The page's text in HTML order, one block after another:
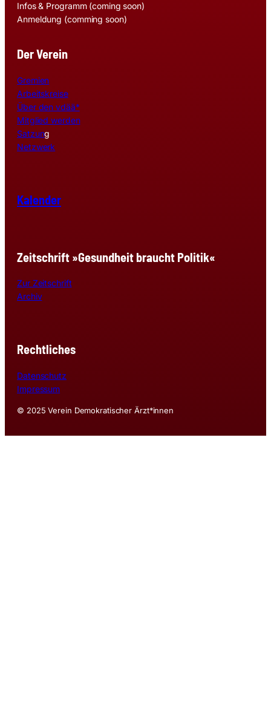
Infos & Programm (coming soon)
Anmeldung (comming soon)
Der Verein
Gremien
Arbeitskreise
Über den vdää*
Mitglied werden
Satzung
Netzwerk
Kalender
Zeitschrift »Gesundheit braucht Politik«
Zur Zeitschrift
Archiv
Rechtliches
Datenschutz
Impressum
© 2025 Verein Demokratischer Ärzt*innen